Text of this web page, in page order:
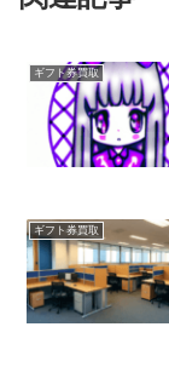
ギフト券買取
ギフト券買取